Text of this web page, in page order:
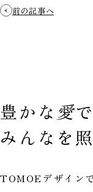
前の記事へ
豊かな 愛で
みんなを
TOMOEデザイン